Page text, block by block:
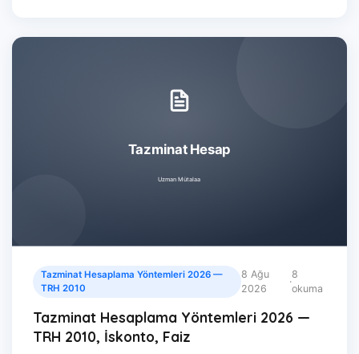
Tazminat Hesaplama Yöntemleri 2026 —
TRH 2010
8 Ağu
2026
·
8
okuma
Tazminat Hesaplama Yöntemleri 2026 —
TRH 2010, İskonto, Faiz